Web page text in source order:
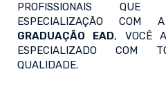
PROFISSIONAIS QUE
ESPECIALIZAÇÃO
GRADUAÇÃO EAD, VOCÊ
ESPECIALIZADO COM
QUALIDADE.